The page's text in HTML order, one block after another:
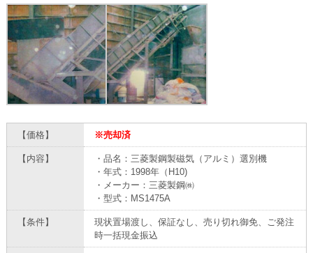
【価格】 ※売却済
【内容】
・品名：三菱製鋼製磁気（アルミ）選別機
・年式：1998年（H10)
・メーカー：三菱製鋼㈱
・型式：MS1475A
【条件】
現状置場渡し、保証なし、売り切れ御免、ご発注
時一括現金振込